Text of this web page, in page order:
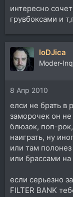
интересно
грувбоксами и
loDJica
Moder-
8 Апр 2010
елси не брать в
заморочек он
блюзок, поп-
наиграть, ну
или там
или брассами на
если серьезно
FILTER BANK